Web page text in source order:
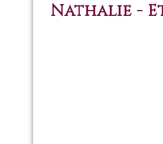
Nathalie -